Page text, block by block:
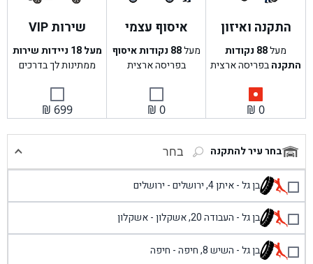
התקנה ואיזון
מעל88 נקודות
התקנהבפריסה ארצית
₪ 0
איסוף עצמי
מעל88 נקודות איסוף
בפריסה ארצית
₪ 0
שירות VIP
מעל 18 ניידות שירות
ממתינות לך בדרכים
₪ 699
בחר עיר להתקנה בחר
בן גל - איתן 4, ירושלים - ירושלים
בן גל - העבודה 20, אשקלון - אשקלון
בן גל - השיש 8, חיפה - חיפה